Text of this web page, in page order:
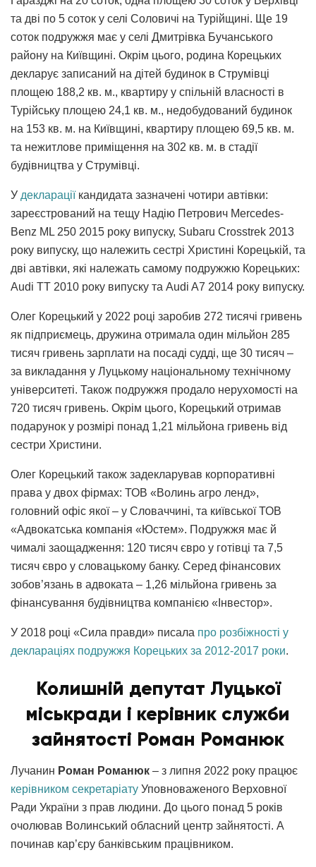
та дві по 5 соток у селі Соловичі на Турійщині. Ще 19
соток подружжя має у селі Дмитрівка Бучанського
району на Київщині. Окрім цього, родина Корецьких
декларує записаний на дітей будинок в Струмівці
площею 188,2 кв. м., квартиру у спільній власності в
Турійську площею 24,1 кв. м., недобудований будинок
на 153 кв. м. на Київщині, квартиру площею 69,5 кв. м.
та нежитлове приміщення на 302 кв. м. в стадії
будівництва у Струмівці.
У деклараціїкандидата зазначені чотири автівки:
зареєстрований на тещу Надію Петрович Mercedes-
Benz ML 250 2015 року випуску, Subaru Crosstrek 2013
року випуску, що належить сестрі Христині Корецькій, та
дві автівки, які належать самому подружжю Корецьких:
Audi ТТ 2010 року випуску та Audi A7 2014 року випуску.
Олег Корецький у 2022 році заробив 272 тисячі гривень
як підприємець, дружина отримала один мільйон 285
тисяч гривень зарплати на посаді судді, ще 30 тисяч –
за викладання у Луцькому національному технічному
університеті. Також подружжя продало нерухомості на
720 тисяч гривень. Окрім цього, Корецький отримав
подарунок у розмірі понад 1,21 мільйона гривень від
сестри Христини.
Олег Корецький також задекларував корпоративні
права у двох фірмах: ТОВ «Волинь агро ленд»,
головний офіс якої – у Словаччині, та київської ТОВ
«Адвокатська компанія «Юстем». Подружжя має й
чималі заощадження: 120 тисяч євро у готівці та 7,5
тисяч євро у словацькому банку. Серед фінансових
зобов’язань в адвоката – 1,26 мільйона гривень за
фінансування будівництва компанією «Інвестор».
У 2018 році «Сила правди» писала про розбіжності у
деклараціях подружжя Корецьких за 2012-2017 роки.
Колишній депутат Луцької
міськради і керівник служби
зайнятості Роман Романюк
Лучанин Роман Романюк – з липня 2022 року працює
керівником секретаріату Уповноваженого Верховної
Ради України з прав людини. До цього понад 5 років
очолював Волинський обласний центр зайнятості. А
починав кар’єру банківським працівником.